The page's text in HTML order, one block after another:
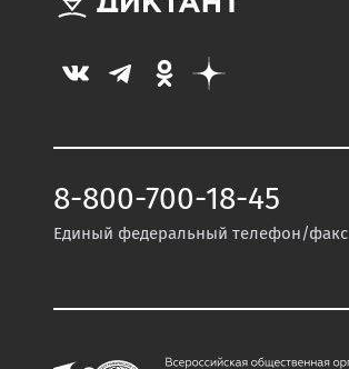
8-800-700-18-45
Единый федеральный телефон/факс